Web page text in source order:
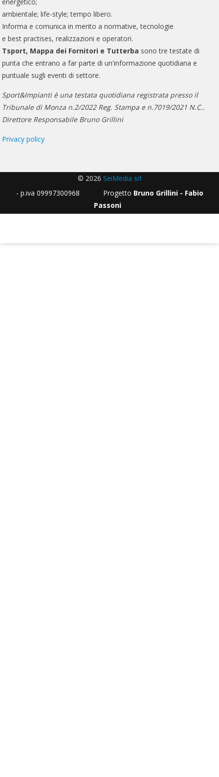
ambientale; life-style; tempo libero.
Informa e comunica in merito a normative, tecnologie
e best practises, realizzazioni e operatori.
Tsport, Mappa dei Fornitori e Tutterba sono tre testate di
punta che entrano a far parte di un'informazione quotidiana e
puntuale sugli eventi di settore.
Sport&Impianti è una testata quotidiana registrata presso il
Tribunale di Monza n.2/2022 Reg. Stampa e n.7019/2021 N.C..
Direttore Responsabile Bruno Grillini
Privacy policy
© 2026 SeiMedia srl
- p.iva 09997300968 Progetto Bruno Grillini - Fabio
Passoni